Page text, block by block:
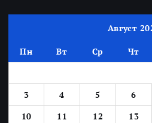
Август
Пн Вт Ср Чт
3
4 5 6
10
11 12 13